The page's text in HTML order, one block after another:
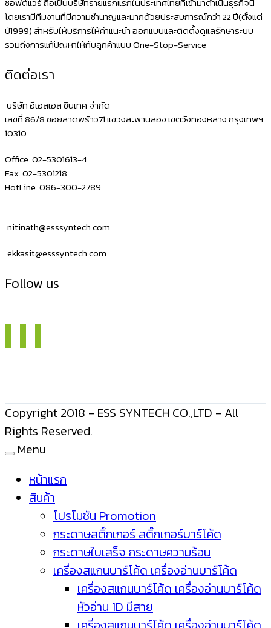
ซอฟต์แวร์ ถือเป็นบริษัทรายแรกแรกในประเทศไทยที่เข้ามาดำเนินธุรกิจนี้
โดยเรามีทีมงานที่มีความชำนาญและมากด้วยประสบการณ์กว่า 22 ปี(ตั้งแต่
ปี1999) สำหรับให้บริการให้คำแนะนำ ออกแบบและติดตั้งดูแลรักษาระบบ
รวมถึงการแก้ปัญหาให้กับลูกค้าแบบ One-Stop-Service
ติดต่อเรา
บริษัท อีเอสเอส ซินเทค จำกัด
เลขที่ 86/8 ซอยลาดพร้าว71 แขวงสะพานสอง เขตวังทองหลาง กรุงเทพฯ
10310
Office. 02-5301613-4
Fax. 02-5301218
HotLine. 086-300-2789
nitinath@esssyntech.com
ekkasit@esssyntech.com
Follow us
Copyright 2018 - ESS SYNTECH CO.,LTD - All
Rights Reserved.
Menu
หน้าแรก
สินค้า
โปรโมชัน Promotion
กระดาษสติ๊กเกอร์ สติ๊กเกอร์บาร์โค้ด
กระดาษใบเสร็จ กระดาษความร้อน
เครื่องสแกนบาร์โค้ด เครื่องอ่านบาร์โค้ด
เครื่องสแกนบาร์โค้ด เครื่องอ่านบาร์โค้ด
หัวอ่าน 1D มีสาย